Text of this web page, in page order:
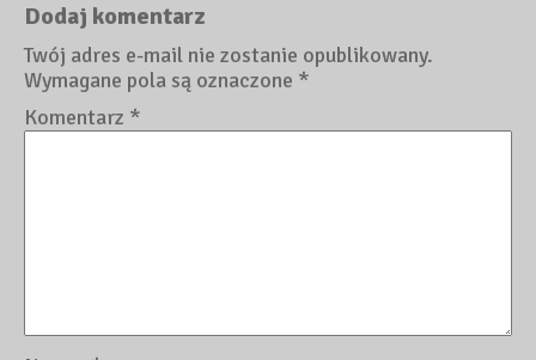
Dodaj komentarz
Twój adres e-mail nie zostanie opublikowany.
Wymagane pola są oznaczone *
Komentarz *